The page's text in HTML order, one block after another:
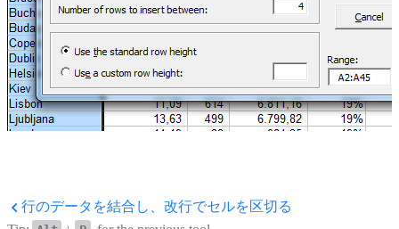
行のデータを結合し、改行でセルを区切る